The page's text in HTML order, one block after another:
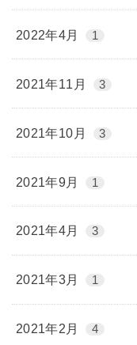
2022年4月 1
2021年11月 3
2021年10月 3
2021年9月 1
2021年4月 3
2021年3月 1
2021年2月 4